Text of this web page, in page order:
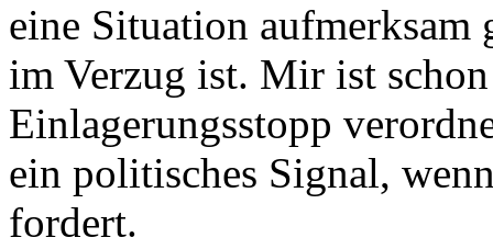
eine Situation aufmerksam
im Verzug ist. Mir ist
Einlagerungsstopp
ein politisches Signal,
fordert.